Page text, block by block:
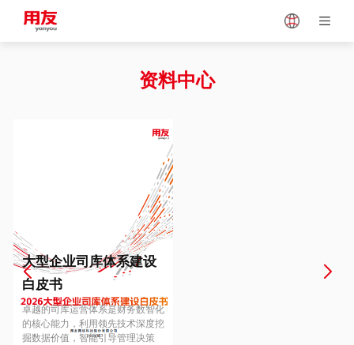
Vietnam
Europe
Hungary
资料中心
大型企业司库体系建设
白皮书
卓越的司库运营体系是财务数智化
的核心能力，利用领先技术深度挖
掘数据价值，智能引导管理决策